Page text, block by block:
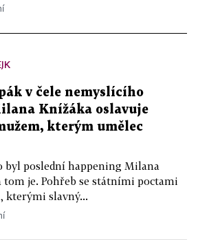
v čele nemyslícího
Knížáka oslavuje
kterým umělec
poslední happening Milana
tom je. Pohřeb se státními poctami
kterými slavný...